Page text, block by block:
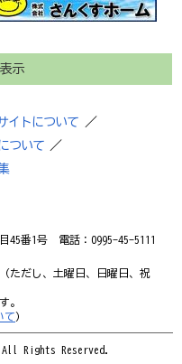
示
イトについて
／
ついて ／
45番1号 電話：0995-45-5111
ただし、土曜日、日曜日、祝
。
て）
Rights Reserved.